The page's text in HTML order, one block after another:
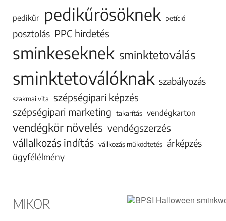
pedikűr pedikűrösöknek petíció
posztolás PPC hirdetés
sminkeseknek sminktetoválás
sminktetoválóknak szabályozás
szakmai vita
szépségipari képzés
szépségipari marketing takarítás vendégkarton
vendégkör növelés vendégszerzés
vállalkozás indítás vállkozás működtetés árképzés
ügyfélélmény
MIKOR